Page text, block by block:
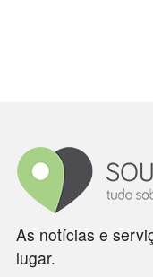
As notícias e
lugar.